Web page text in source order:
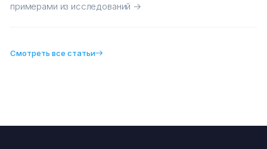
Смотреть все статьи
примерами из исследований →